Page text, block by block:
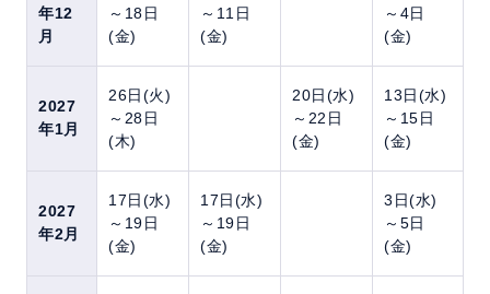
年12
月
～18日
(金)
～11日
(金)
～4日
(金)
2027
年1月
26日(火)
～28日
(木)
20日(水)
～22日
(金)
13日(水)
～15日
(金)
2027
年2月
17日(水)
～19日
(金)
17日(水)
～19日
(金)
3日(水)
～5日
(金)